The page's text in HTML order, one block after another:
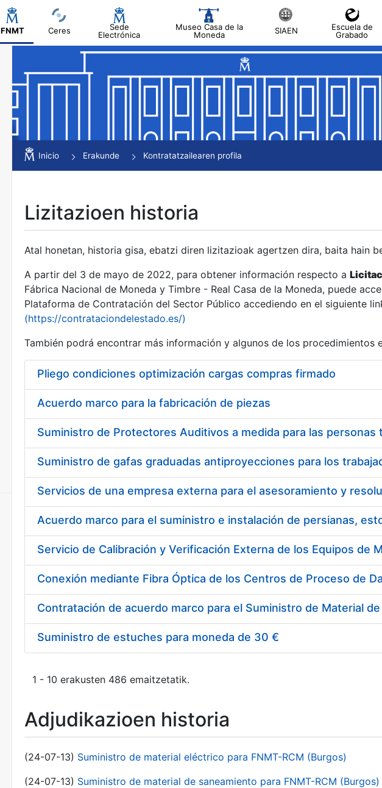
FNMT Ceres
Sede
Electrónica
Museo Casa de la
Moneda
SIAEN
Escuela de
Grabado
Erakutsi/Ezkutatu
Erakutsi/Ezkutatu
Erakutsi/Ezkutatu
Erakutsi/Ezkutatu
Erakutsi/Ezkutatu
Erakutsi/Ezkutatu
Erakutsi/Ezkutatu
Inicio Erakunde Kontratatzailearen profila
Lizitazioen historia
Atal honetan, historia gisa, ebatzi diren lizitazioak agertzen dira, baita hain
A partir del 3 de mayo de 2022, para obtener información respecto a
Fábrica Nacional de Moneda y Timbre - Real Casa de la Moneda, puede
Plataforma de Contratación del Sector Público accediendo en el siguiente
(https://contrataciondelestado.es/)
También podrá encontrar más información y algunos de los procedimientos
Pliego condiciones optimización cargas compras firmado
Acuerdo marco para la fabricación de piezas
Acuerdo marco para el suministro e instalación de persianas,
Suministro de estuches para moneda de 30 €
1 - 10 erakusten 486 emaitzetatik.
Adjudikazioen historia
(24-07-13) Suministro de material eléctrico para FNMT-RCM (Burgos)
(24-07-13) Suministro de material de saneamiento para FNMT-RCM (Burgos)